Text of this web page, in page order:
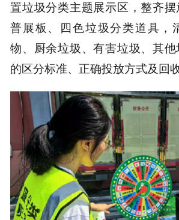
置垃圾分类主题展示区，整齐
普展板、四色垃圾分类道具，
物、厨余垃圾、有害垃圾、其
的区分标准、正确投放方式及回